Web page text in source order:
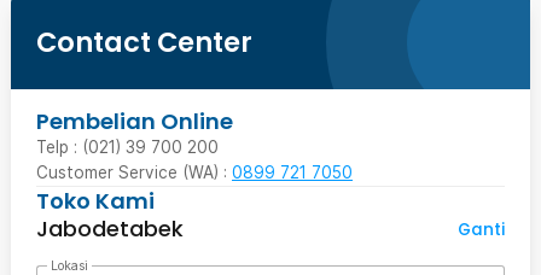
Contact Center
Pembelian Online
Telp : (021) 39 700 200
Customer Service (WA) : 0899 721 7050
Toko Kami
Jabodetabek
Ganti
Lokasi